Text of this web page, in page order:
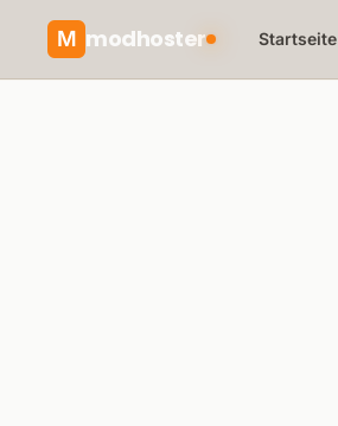
M modhoster Startseite